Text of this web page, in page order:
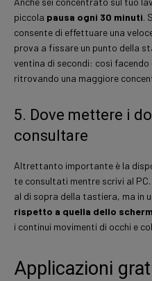
piccola pausa ogni 30 minuti.
consente di effettuare una
prova a fissare un punto della
ventina di secondi: così
ritrovando una maggiore
5. Dove mettere i
consultare
Altrettanto importante è la
te consultati mentre scrivi al
al di sopra della tastiera, ma in
rispetto a quella dello
i continui movimenti di occhi e
Applicazioni